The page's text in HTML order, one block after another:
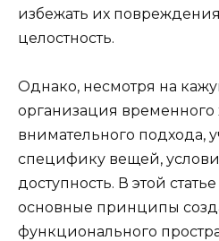
избежать их
целостность.
Однако, несмотря на
организация временного
внимательного подхода,
специфику вещей,
доступность. В этой
основные принципы
функционального